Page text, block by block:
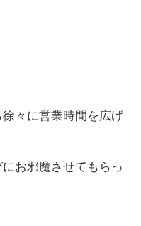
々に営業時間を広げ
お邪魔させてもらっ